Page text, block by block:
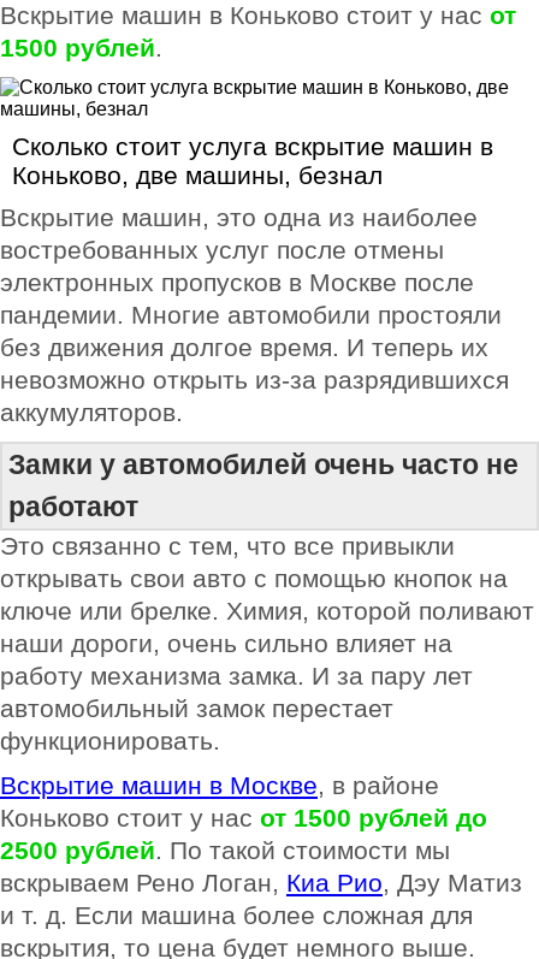
Вскрытие машин в Коньково стоит у нас от
1500 рублей.
Сколько стоит услуга вскрытие машин в
Коньково, две машины, безнал
Вскрытие машин, это одна из наиболее
востребованных услуг после отмены
электронных пропусков в Москве после
пандемии. Многие автомобили простояли
без движения долгое время. И теперь их
невозможно открыть из-за разрядившихся
аккумуляторов.
Замки у автомобилей очень часто не
работают
Это связанно с тем, что все привыкли
открывать свои авто с помощью кнопок на
ключе или брелке. Химия, которой поливают
наши дороги, очень сильно влияет на
работу механизма замка. И за пару лет
автомобильный замок перестает
функционировать.
Вскрытие машин в Москве, в районе
Коньково стоит у нас от 1500 рублей до
2500 рублей. По такой стоимости мы
вскрываем Рено Логан, Киа Рио, Дэу Матиз
и т. д. Если машина более сложная для
вскрытия, то цена будет немного выше.